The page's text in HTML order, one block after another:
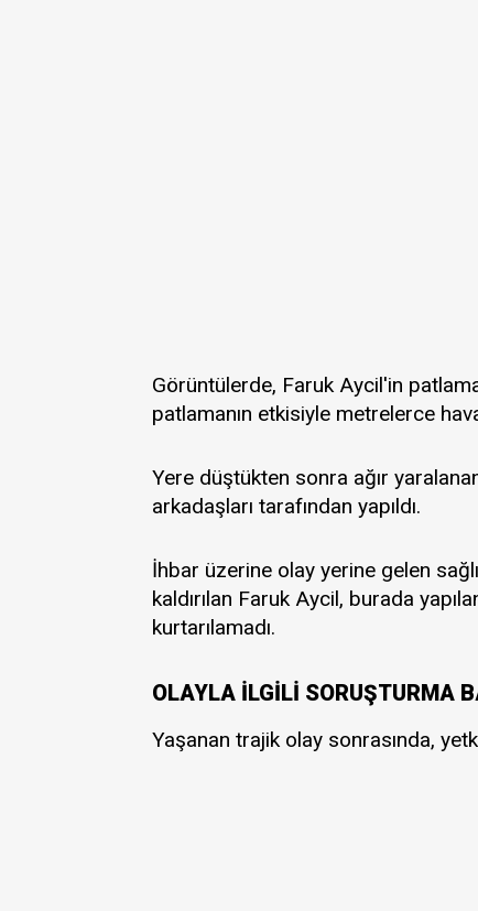
Görüntülerde, Faruk Aycil'in
patlamanın etkisiyle metrelerce
Yere düştükten sonra ağır
arkadaşları tarafından yapıldı.
İhbar üzerine olay yerine gelen
kaldırılan Faruk Aycil, burada
kurtarılamadı.
OLAYLA İLGİLİ SORUŞTURMA
Yaşanan trajik olay sonrasında,